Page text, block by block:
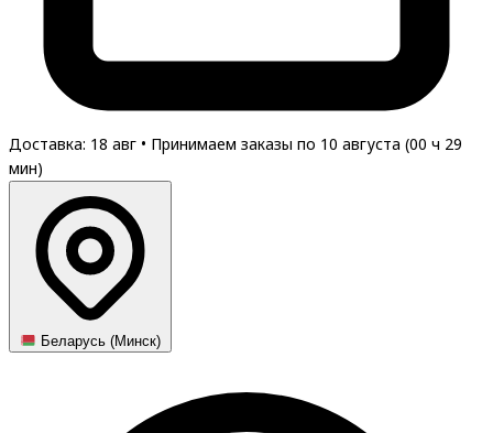
Доставка: 18 авг • Принимаем заказы по 10 августа (00 ч 29
мин)
Беларусь (Минск)